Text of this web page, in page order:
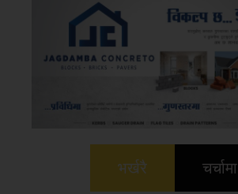
भर्खरै चर्चामा